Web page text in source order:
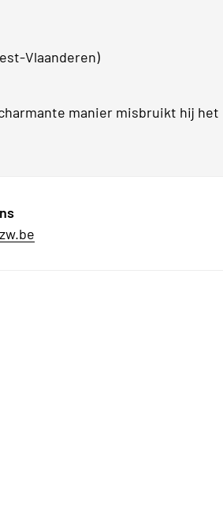
Vlaanderen)
manier misbruikt hij het